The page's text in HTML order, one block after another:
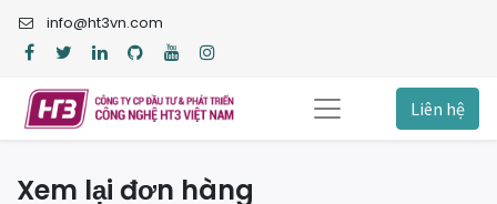
info@ht3vn.com
Liên hệ
Xem lại đơn hàng